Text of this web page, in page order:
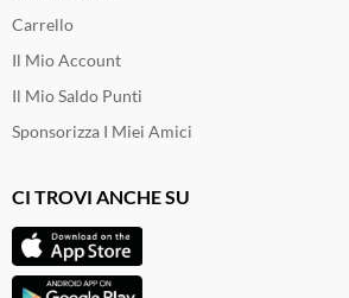
Carrello
Il Mio Account
Il Mio Saldo Punti
Sponsorizza I Miei Amici
CI TROVI ANCHE SU